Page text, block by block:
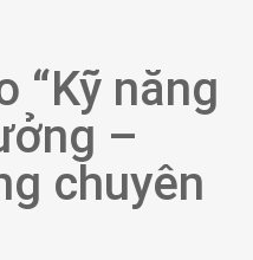
“Kỹ năng
–
chuyên